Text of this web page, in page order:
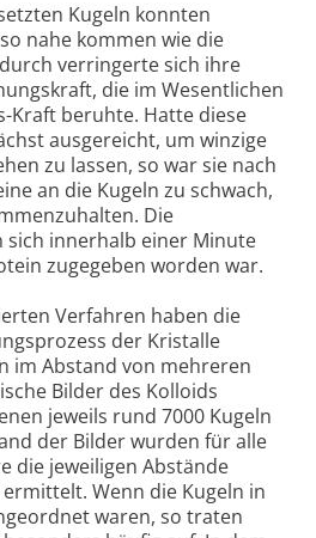
Kugeln konnten
nahe kommen wie die
verringerte sich ihre
die im Wesentlichen
Kraft beruhte. Hatte diese
ausgereicht, um winzige
zu lassen, so war sie nach
an die Kugeln zu schwach,
Die
sich innerhalb einer Minute
zugegeben worden war.
Verfahren haben die
der Kristalle
im Abstand von mehreren
Bilder des Kolloids
jeweils rund 7000 Kugeln
der Bilder wurden für alle
die jeweiligen Abstände
Wenn die Kugeln in
waren, so traten